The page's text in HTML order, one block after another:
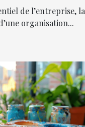
de l’entreprise, la
organisation...